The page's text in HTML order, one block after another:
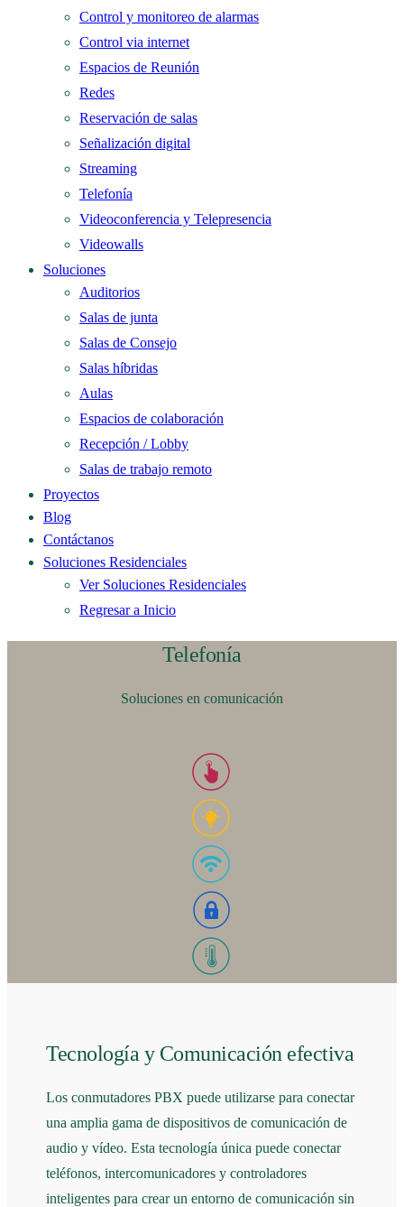
Control y monitoreo de alarmas
Control via internet
Espacios de Reunión
Redes
Reservación de salas
Señalización digital
Streaming
Telefonía
Videoconferencia y Telepresencia
Videowalls
Soluciones
Auditorios
Salas de junta
Salas de Consejo
Salas híbridas
Aulas
Espacios de colaboración
Recepción / Lobby
Salas de trabajo remoto
Proyectos
Blog
Contáctanos
Soluciones Residenciales
Ver Soluciones Residenciales
Regresar a Inicio
Telefonía
Soluciones en comunicación
Tecnología y Comunicación efectiva
Los conmutadores PBX puede utilizarse para conectar
una amplia gama de dispositivos de comunicación de
audio y vídeo. Esta tecnología única puede conectar
teléfonos, intercomunicadores y controladores
inteligentes para crear un entorno de comunicación sin